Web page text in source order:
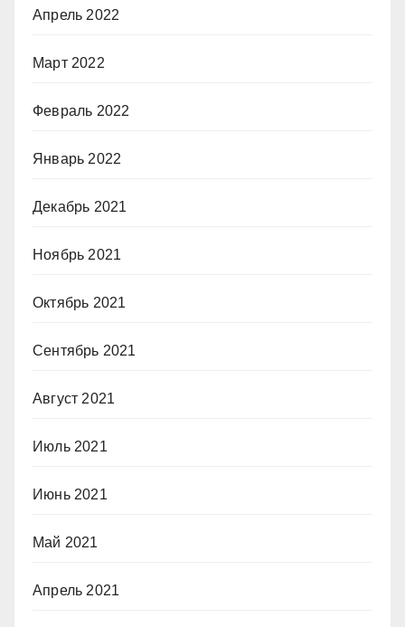
Апрель 2022
Март 2022
Февраль 2022
Январь 2022
Декабрь 2021
Ноябрь 2021
Октябрь 2021
Сентябрь 2021
Август 2021
Июль 2021
Июнь 2021
Май 2021
Апрель 2021